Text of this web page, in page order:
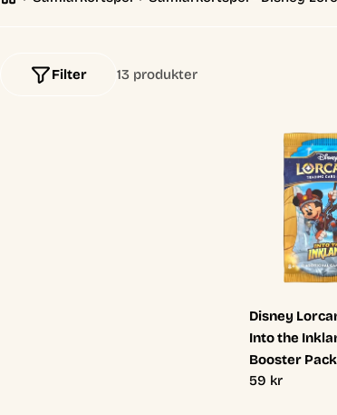
13 produkter
Filter
Disney
Into the
Booster Pack
Ordinarie
59 kr